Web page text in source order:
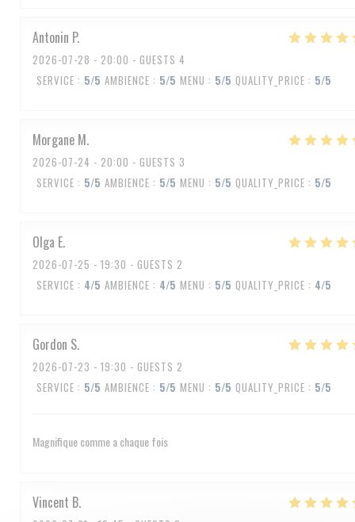
Antonin P
2026-07-28 - 20:00 - GUESTS 4
SERVICE : 5/5 AMBIENCE : 5/5 MENU : 5/5 QUALITY_PRICE : 5/5
Morgane M
2026-07-24 - 20:00 - GUESTS 3
SERVICE : 5/5 AMBIENCE : 5/5 MENU : 5/5 QUALITY_PRICE : 5/5
Olga E
2026-07-25 - 19:30 - GUESTS 2
SERVICE : 4/5 AMBIENCE : 4/5 MENU : 5/5 QUALITY_PRICE : 4/5
Gordon S
2026-07-23 - 19:30 - GUESTS 2
SERVICE : 5/5 AMBIENCE : 5/5 MENU : 5/5 QUALITY_PRICE : 5/5
Magnifique comme a chaque fois
Vincent B